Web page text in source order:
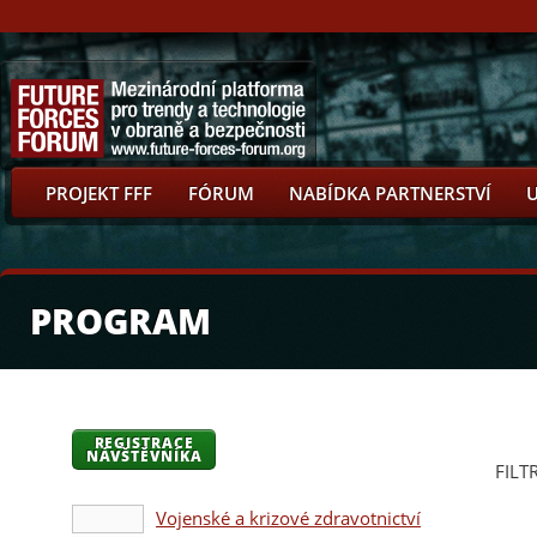
PROJEKT FFF FÓRUM NABÍDKA PARTNERSTVÍ
PROGRAM
REGISTRACE
NÁVŠTĚVNÍKA
Vojenské a krizové zdravotnictví